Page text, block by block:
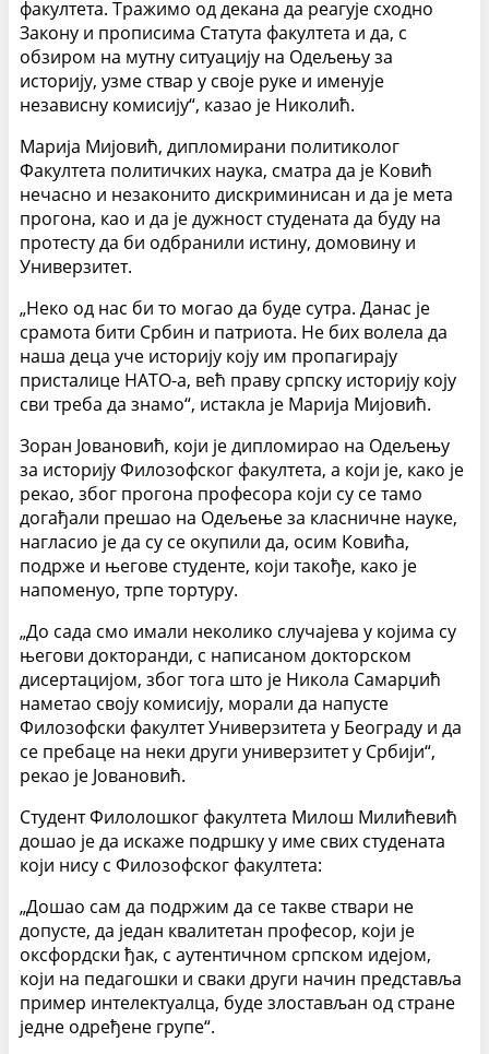
факултета. Тражимо од декана да реагује сходно
Закону и прописима Статута факултета и да, с
обзиром на мутну ситуацију на Одељењу за
историју, узме ствар у своје руке и именује
независну комисију“, казао је Николић.
Марија Мијовић, дипломирани политиколог
Факултета политичких наука, сматра да је Ковић
нечасно и незаконито дискриминисан и да је мета
прогона, као и да је дужност студената да буду на
протесту да би одбранили истину, домовину и
Универзитет.
„Неко од нас би то могао да буде сутра. Данас је
срамота бити Србин и патриота. Не бих волела да
наша деца уче историју коју им пропагирају
присталице НАТО-а, већ праву српску историју коју
сви треба да знамо“, истакла је Марија Мијовић.
Зоран Јовановић, који је дипломирао на Одељењу
за историју Филозофског факултета, а који је, како је
рекао, због прогона професора који су се тамо
догађали прешао на Одељење за класничне науке,
нагласио је да су се окупили да, осим Ковића,
подрже и његове студенте, који такође, како је
напоменуо, трпе тортуру.
„До сада смо имали неколико случајева у којима су
његови докторанди, с написаном докторском
дисертацијом, због тога што је Никола Самарџић
наметао своју комисију, морали да напусте
Филозофски факултет Универзитета у Београду и да
се пребаце на неки други универзитет у Србији“,
рекао је Јовановић.
Студент Филолошког факултета Милош Милићевић
дошао је да искаже подршку у име свих студената
који нису с Филозофског факултета:
„Дошао сам да подржим да се такве ствари не
допусте, да један квалитетан професор, који је
оксфордски ђак, с аутентичном српском идејом,
који на педагошки и сваки други начин представља
пример интелектуалца, буде злостављан од стране
једне одређене групе“.